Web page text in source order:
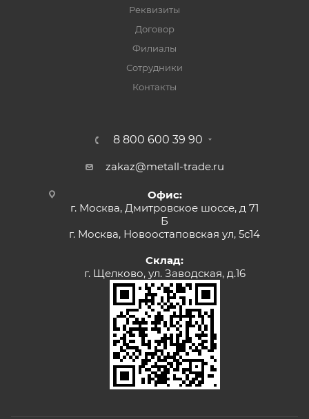
Реквизиты
Договор
Филиалы
Сотрудники
Контакты
8 800 600 39 90
zakaz@metall-trade.ru
Офис:
г. Москва, Дмитровское шоссе, д 71
Б
г. Москва, Новоостаповская ул, 5с14
Склад:
г. Щелково, ул. Заводская, д.16